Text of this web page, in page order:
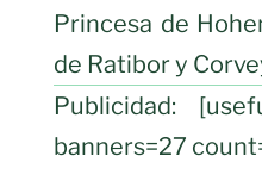
Princesa de
de Ratibor y
Publicidad:
banners=27